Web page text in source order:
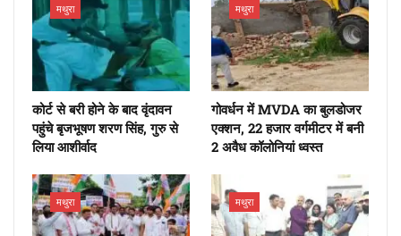
मथुरा
कोर्ट से बरी होने के बाद वृंदावन
पहुंचे बृजभूषण शरण सिंह, गुरु से
लिया आशीर्वाद
मथुरा
गोवर्धन में MVDA का बुलडोजर
एक्शन, 22 हजार वर्गमीटर में बनी
2 अवैध कॉलोनियां ध्वस्त
मथुरा मथुरा